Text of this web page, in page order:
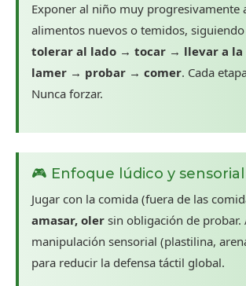
Exponer al niño muy progresivamente
alimentos nuevos o temidos, siguiendo
tolerar al lado → tocar → llevar a la
lamer → probar → comer. Cada
Nunca forzar.
🎮 Enfoque lúdico y sensorial
Jugar con la comida (fuera de las
amasar, oler sin obligación de probar.
manipulación sensorial (plastilina,
para reducir la defensa táctil global.